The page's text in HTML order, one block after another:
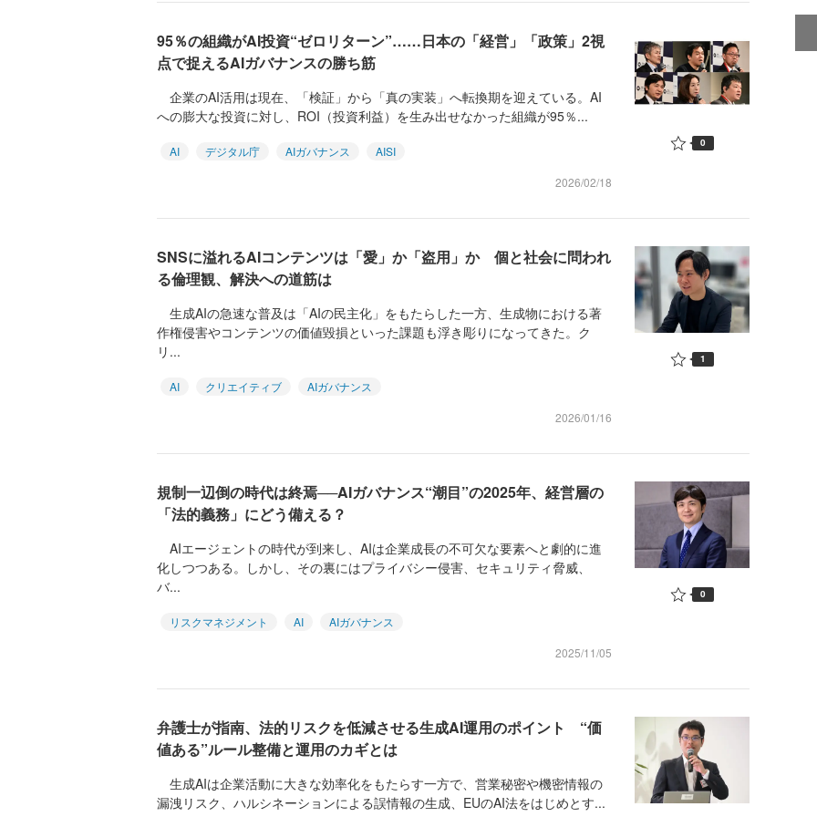
95％の組織がAI投資“ゼロリターン”……日本の「経営」「政策」2視
点で捉えるAIガバナンスの勝ち筋
企業のAI活用は現在、「検証」から「真の実装」へ転換期を迎えている。AI
への膨大な投資に対し、ROI（投資利益）を生み出せなかった組織が95％...
AI デジタル庁 AIガバナンス
AISI
2026/02/18
0
SNSに溢れるAIコンテンツは「愛」か「盗用」か 個と社会に問われ
る倫理観、解決への道筋は
生成AIの急速な普及は「AIの民主化」をもたらした一方、生成物における著
作権侵害やコンテンツの価値毀損といった課題も浮き彫りになってきた。ク
リ...
AI クリエイティブ
AIガバナンス
2026/01/16
1
規制一辺倒の時代は終焉──AIガバナンス“潮目”の2025年、経営層の
「法的義務」にどう備える？
AIエージェントの時代が到来し、AIは企業成長の不可欠な要素へと劇的に進
化しつつある。しかし、その裏にはプライバシー侵害、セキュリティ脅威、
バ...
リスクマネジメント AI
AIガバナンス
2025/11/05
0
弁護士が指南、法的リスクを低減させる生成AI運用のポイント “価
値ある”ルール整備と運用のカギとは
生成AIは企業活動に大きな効率化をもたらす一方で、営業秘密や機密情報の
漏洩リスク、ハルシネーションによる誤情報の生成、EUのAI法をはじめとす...